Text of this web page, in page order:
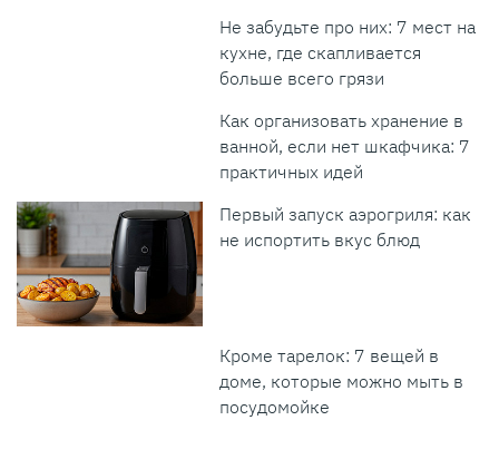
Не забудьте про них: 7 мест на
кухне, где скапливается
больше всего грязи
Как организовать хранение в
ванной, если нет шкафчика: 7
практичных идей
Первый запуск аэрогриля: как
не испортить вкус блюд
Кроме тарелок: 7 вещей в
доме, которые можно мыть в
посудомойке